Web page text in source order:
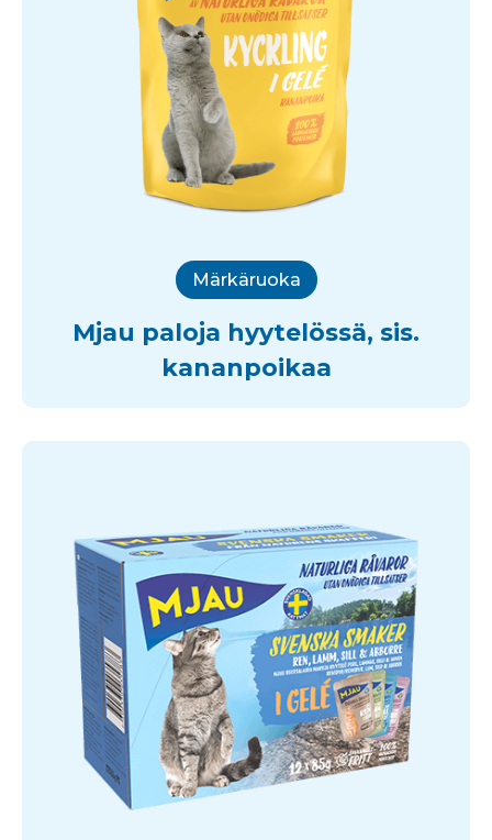
Märkäruoka
Mjau paloja hyytelössä, sis.
kananpoikaa